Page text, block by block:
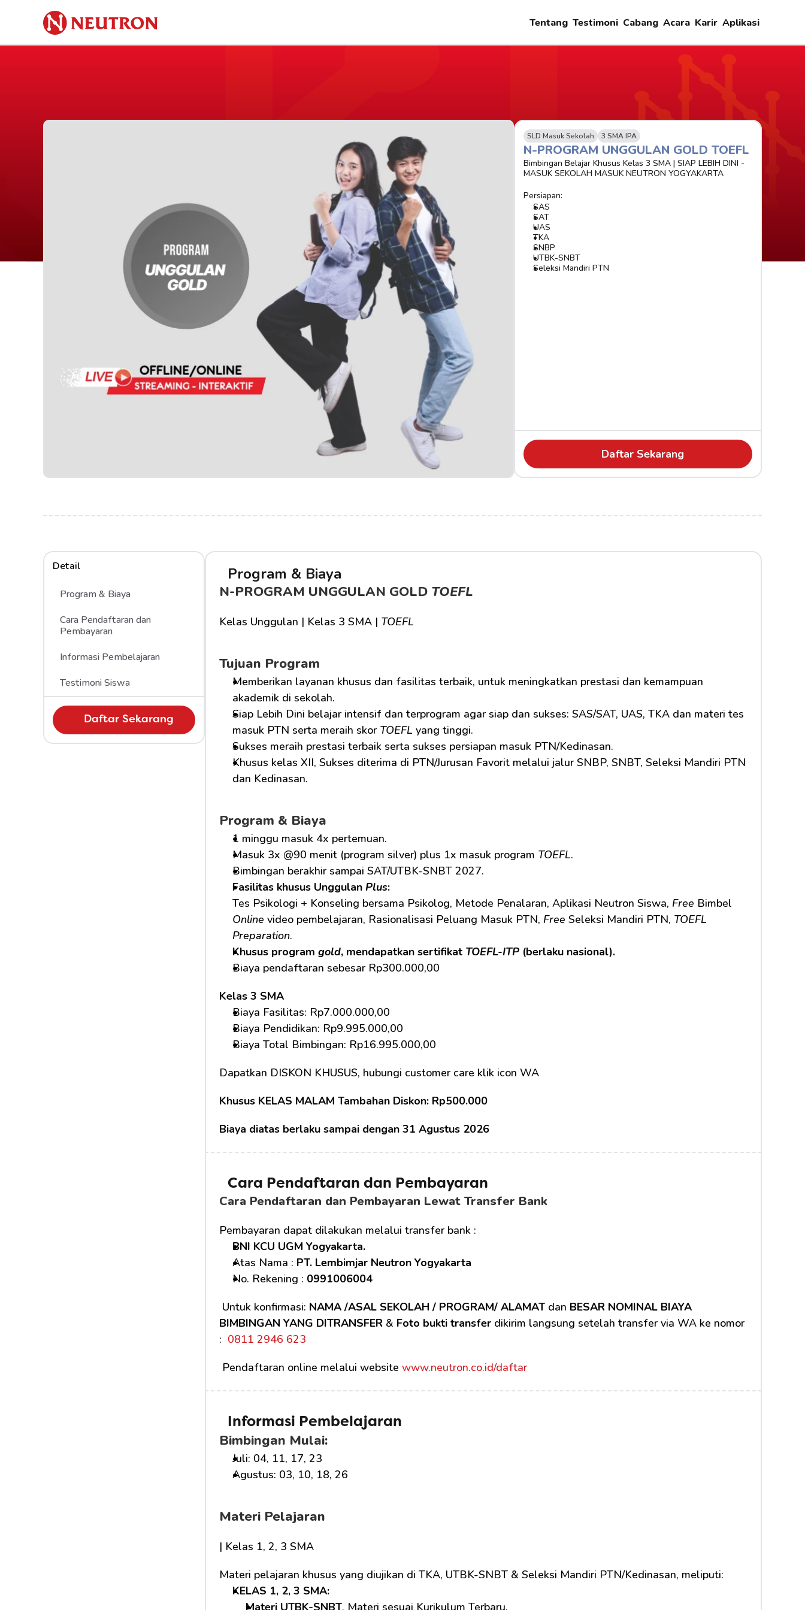
Tentang Testimoni Cabang Acara Karir Aplikasi
SLD Masuk Sekolah 3 SMA IPA
N-PROGRAM UNGGULAN GOLD TOEFL
Bimbingan Belajar Khusus Kelas 3 SMA | SIAP LEBIH DINI -
MASUK SEKOLAH MASUK NEUTRON YOGYAKARTA
Persiapan:
SAS
SAT
UAS
TKA
SNBP
UTBK-SNBT
Seleksi Mandiri PTN
Daftar Sekarang
Detail
Program & Biaya
Cara Pendaftaran dan
Pembayaran
Informasi Pembelajaran
Testimoni Siswa
Daftar Sekarang
Program & Biaya
N-PROGRAM UNGGULAN GOLD TOEFL
Kelas Unggulan | Kelas 3 SMA | TOEFL
Tujuan Program
Memberikan layanan khusus dan fasilitas terbaik, untuk meningkatkan prestasi dan kemampuan
akademik di sekolah.
Siap Lebih Dini belajar intensif dan terprogram agar siap dan sukses: SAS/SAT, UAS, TKA dan materi tes
masuk PTN serta meraih skor TOEFL yang tinggi.
Sukses meraih prestasi terbaik serta sukses persiapan masuk PTN/Kedinasan.
Khusus kelas XII, Sukses diterima di PTN/Jurusan Favorit melalui jalur SNBP, SNBT, Seleksi Mandiri PTN
dan Kedinasan.
Program & Biaya
1 minggu masuk 4x pertemuan.
Masuk 3x @90 menit (program silver) plus 1x masuk program TOEFL.
Bimbingan berakhir sampai SAT/UTBK-SNBT 2027.
Fasilitas khusus Unggulan Plus:
Tes Psikologi + Konseling bersama Psikolog, Metode Penalaran, Aplikasi Neutron Siswa, Free
Online video pembelajaran, Rasionalisasi Peluang Masuk PTN, Free Seleksi Mandiri PTN, TOEFL
Preparation.
Khusus program gold, mendapatkan sertifikat TOEFL-ITP (berlaku nasional).
Biaya pendaftaran sebesar Rp300.000,00
Kelas 3 SMA
Biaya Fasilitas: Rp7.000.000,00
Biaya Pendidikan: Rp9.995.000,00
Biaya Total Bimbingan: Rp16.995.000,00
Dapatkan DISKON KHUSUS, hubungi customer care klik icon WA
Khusus KELAS MALAM Tambahan Diskon: Rp500.000
Biaya diatas berlaku sampai dengan 31 Agustus 2026
Cara Pendaftaran dan Pembayaran
Cara Pendaftaran dan Pembayaran Lewat Transfer Bank
Pembayaran dapat dilakukan melalui transfer bank :
BNI KCU UGM Yogyakarta.
Atas Nama : PT. Lembimjar Neutron Yogyakarta
No. Rekening : 0991006004
Untuk konfirmasi: NAMA /ASAL SEKOLAH / PROGRAM/ ALAMAT dan BESAR NOMINAL BIAYA
BIMBINGAN YANG DITRANSFER & Foto bukti transfer dikirim langsung setelah transfer via WA ke nomor
: 0811 2946 623
Pendaftaran online melalui website www.neutron.co.id/daftar
Informasi Pembelajaran
Bimbingan Mulai:
Juli: 04, 11, 17, 23
Agustus: 03, 10, 18, 26
Materi Pelajaran
| Kelas 1, 2, 3 SMA
Materi pelajaran khusus yang diujikan di TKA, UTBK-SNBT & Seleksi Mandiri PTN/Kedinasan, meliputi:
KELAS 1, 2, 3 SMA:
Materi UTBK-SNBT, Materi sesuai Kurikulum Terbaru.